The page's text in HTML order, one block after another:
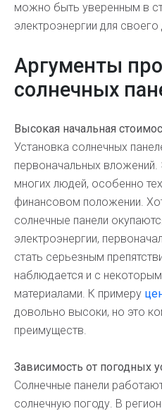
можно быть уверенным в
электроэнергии для
Аргументы
солнечных
Высокая начальная
Установка солнечных
первоначальных вложений.
многих людей, особенно
финансовом положении.
солнечные панели
электроэнергии,
стать серьезным
наблюдается и с
материалами. К примеру
довольно высоки, но это
преимуществ.
Зависимость от погодных
Солнечные панели
солнечную погоду. В